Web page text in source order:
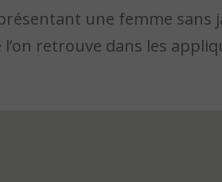
une femme sans
retrouve dans les